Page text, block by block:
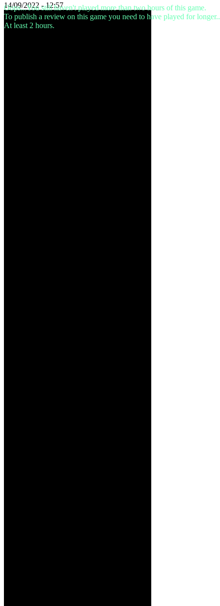
Uutiset
Media
Oppaat
14/09/2022 - 12:57
Oops...You still haven't played more than two hours of this game.
To publish a review on this game you need to have played for
At least 2 hours.